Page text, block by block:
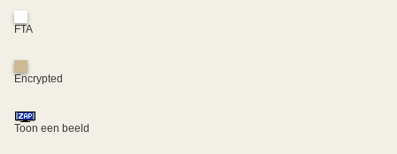
FTA
Encrypted
Toon een beeld